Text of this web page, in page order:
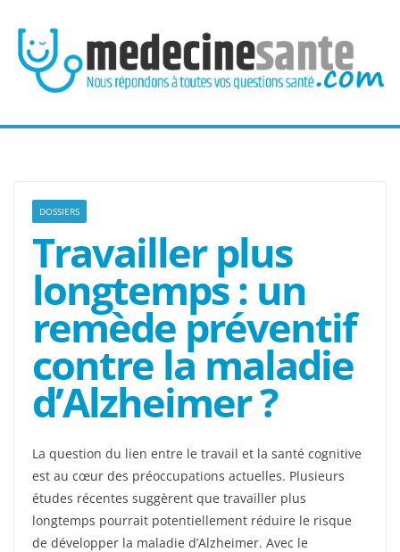
contenu
DOSSIERS
Travailler plus
longtemps : un
remède préventif
contre la maladie
d’Alzheimer ?
La question du lien entre le travail et la santé cognitive
est au cœur des préoccupations actuelles. Plusieurs
études récentes suggèrent que travailler plus
longtemps pourrait potentiellement réduire le risque
de développer la maladie d’Alzheimer. Avec le